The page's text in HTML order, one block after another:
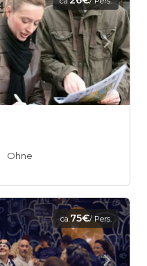
Ohne
ca.75€/ Pers.